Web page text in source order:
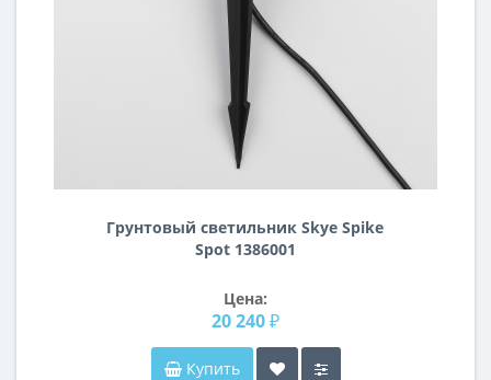
Грунтовый светильник Skye Spike
Spot 1386001
Цена:
20 240 ₽
Купить